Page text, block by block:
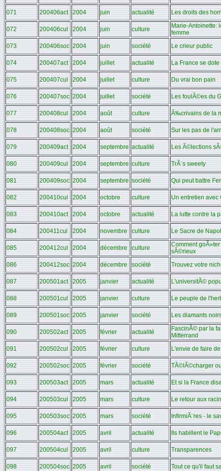
071 200406act 2004 juin actualité Les droits des
072 200406cul 2004 juin culture
Marie-Antoinette:
femme
073
200406soc 2004 juin société Le crieur public
074 200407act 2004 juillet actualité La France se
075 200407cul 2004 juillet culture Du vrai bon pain
076 200407soc 2004 juillet société Les foulÃ©es du
077 200408cul 2004 août culture Ã‰crivains de la
078 200408soc 2004 août société Sur les pas de
079 200409act 2004 septembre actualité Les Ã©lections
080 200409cul 2004 septembre culture TrÃ¨s sweety
081 200409soc 2004 septembre société Qui peut battre
082 200410cul 2004 octobre culture Un entretien
083 200410act 2004 octobre actualité La lutte contre la
084 200411cul 2004 novembre culture Le Sacre de
085 200412cul 2004 décembre culture
Comment
sÃ©rieux
086
200412soc 2004 décembre société Trouvez votre
087 200501act 2005 janvier actualité L'universitÃ©
088 200501cul 2005 janvier culture Le peuple de
089 200501soc 2005 janvier société Les diamants
090 200502act 2005 février actualité
FascinÃ© par la
Mitterrand
091
200502cul 2005 février culture L'envie de faire
092 200502soc 2005 février société TÃ©lÃ©charger
093 200503act 2005 mars actualité Et si la France
094 200503cul 2005 mars culture Le retour aux
095 200503soc 2005 mars société InfirmiÃ¨res - le
096 200504act 2005 avril actualité Ils habillent le
097 200504cul 2005 avril culture Transparences
098 200504soc 2005 avril société Tout ce qu'il faut